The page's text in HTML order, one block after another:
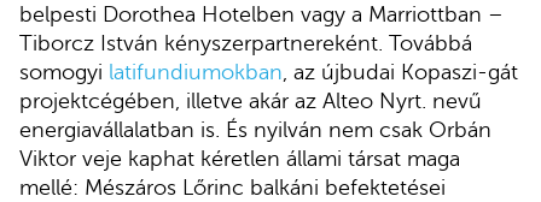
belpesti Dorothea Hotelben vagy a Marriottban –
Tiborcz István kényszerpartnereként. Továbbá
somogyi latifundiumokban , az újbudai Kopaszi-gát
projektcégében, illetve akár az Alteo Nyrt. nevű
energiavállalatban is. És nyilván nem csak Orbán
Viktor veje kaphat kéretlen állami társat maga
mellé: Mészáros Lőrinc balkáni befektetései